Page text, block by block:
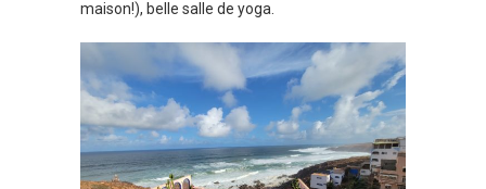
maison!), belle salle de yoga.